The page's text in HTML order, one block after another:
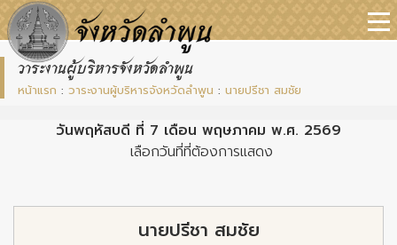
วาระงานผู้บริหารจังหวัดลำพูน
หน้าแรก : วาระงานผู้บริหารจังหวัดลำพูน : นายปรีชา สมชัย
วันพฤหัสบดี ที่ 7 เดือน พฤษภาคม พ.ศ. 2569
เลือกวันที่ที่ต้องการแสดง
นายปรีชา สมชัย